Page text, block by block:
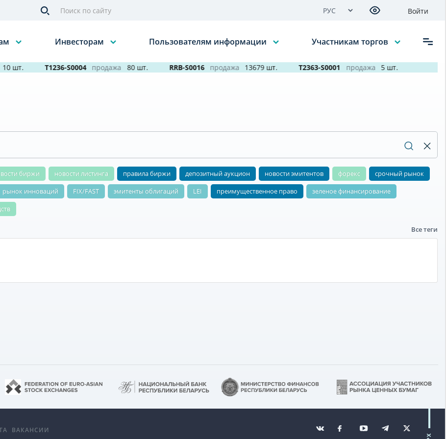
Войти
Инвесторам Пользователям информации Участникам торгов
шт. T1236-S0004 продажа 80 шт. RRB-S0016 продажа 13679 шт. T2363-S0001 продажа 5 шт.
биржи новости листинга правила биржи депозитный аукцион новости эмитентов форекс
срочный рынок
рынок инноваций FIX/FAST эмитенты облигаций LEI преимущественное право
зеленое финансирование
Все теги
ВАКАНСИИ